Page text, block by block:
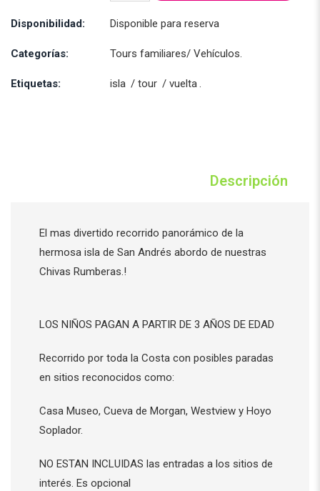
Disponibilidad: Disponible para reserva
Categorías: Tours familiares/ Vehículos.
Etiquetas: isla / tour / vuelta.
Descripción
El mas divertido recorrido panorámico de la
hermosa isla de San Andrés abordo de nuestras
Chivas Rumberas.!
LOS NIÑOS PAGAN A PARTIR DE 3 AÑOS DE EDAD
Recorrido por toda la Costa con posibles paradas
en sitios reconocidos como:
Casa Museo, Cueva de Morgan, Westview y Hoyo
Soplador.
NO ESTAN INCLUIDAS las entradas a los sitios de
interés. Es opcional